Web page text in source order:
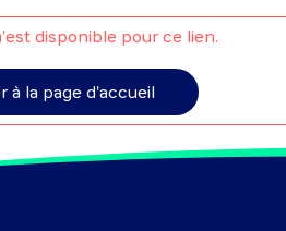
disponible pour ce lien.
à la page d'accueil